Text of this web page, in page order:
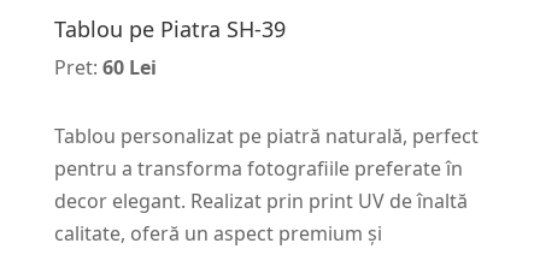
Tablou pe Piatra SH-39
Pret: 60 Lei
Tablou personalizat pe piatră naturală, perfect
pentru a transforma fotografiile preferate în
decor elegant. Realizat prin print UV de înaltă
calitate, oferă un aspect premium și